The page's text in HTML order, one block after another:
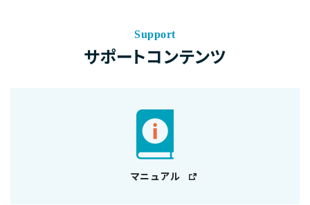
Support
サポートコンテンツ
マニュアル